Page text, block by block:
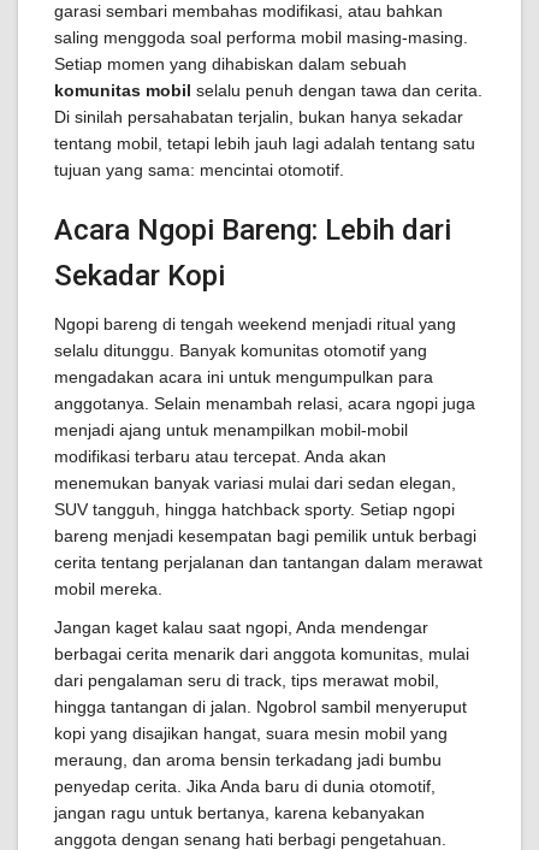
garasi sembari membahas modifikasi, atau bahkan
saling menggoda soal performa mobil masing-masing.
Setiap momen yang dihabiskan dalam sebuah
komunitas mobil selalu penuh dengan tawa dan cerita.
Di sinilah persahabatan terjalin, bukan hanya sekadar
tentang mobil, tetapi lebih jauh lagi adalah tentang satu
tujuan yang sama: mencintai otomotif.
Acara Ngopi Bareng: Lebih dari
Sekadar Kopi
Ngopi bareng di tengah weekend menjadi ritual yang
selalu ditunggu. Banyak komunitas otomotif yang
mengadakan acara ini untuk mengumpulkan para
anggotanya. Selain menambah relasi, acara ngopi juga
menjadi ajang untuk menampilkan mobil-mobil
modifikasi terbaru atau tercepat. Anda akan
menemukan banyak variasi mulai dari sedan elegan,
SUV tangguh, hingga hatchback sporty. Setiap ngopi
bareng menjadi kesempatan bagi pemilik untuk berbagi
cerita tentang perjalanan dan tantangan dalam merawat
mobil mereka.
Jangan kaget kalau saat ngopi, Anda mendengar
berbagai cerita menarik dari anggota komunitas, mulai
dari pengalaman seru di track, tips merawat mobil,
hingga tantangan di jalan. Ngobrol sambil menyeruput
kopi yang disajikan hangat, suara mesin mobil yang
meraung, dan aroma bensin terkadang jadi bumbu
penyedap cerita. Jika Anda baru di dunia otomotif,
jangan ragu untuk bertanya, karena kebanyakan
anggota dengan senang hati berbagi pengetahuan.